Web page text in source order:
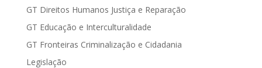
GT Direitos Humanos Justiça e Reparação
GT Educação e Interculturalidade
GT Fronteiras Criminalização e Cidadania
Legislação